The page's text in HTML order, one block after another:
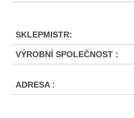
SKLEPMISTR:
VÝROBNÍ SPOLEČNOST :
ADRESA :